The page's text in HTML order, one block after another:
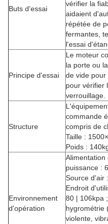
Buts d'essai
vérifier la
aidaient
répétée de
fermantes,
l'essai
Principe d'essai
Le moteur
la porte ou
de vide pour
pour vérifier
verrouillage.
Structure
commande
compris de
Taille :
Poids :
Environnement
d'opération
Alimentation
puissance :
Source d'air
Endroit
80 | 106kpa
hygrométrie
violente,